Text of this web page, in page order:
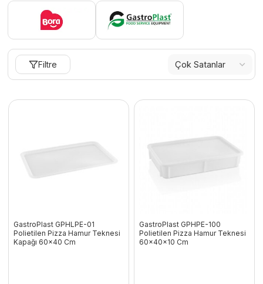
Filtre
GastroPlast GPHLPE-01
Polietilen Pizza Hamur Teknesi
Kapağı 60×40 Cm
GastroPlast GPHPE-100
Polietilen Pizza Hamur Teknesi
60x40x10 Cm